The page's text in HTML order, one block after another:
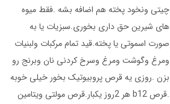
چیتی ونخود پخته هم اضافه بشه .فقط میوه
های شیرین حق داری بخوری.سبزیات یا به
صورت اسموتی یا پخته.قید تمام مرکبات ولبنیات
ومرغ وگوشت ومرغ وسرخ کردنی نان وبرنج رو
بزن .روزی یه قرص پروبیوتیک بخور خیلی خوبه
.قرص b12 هر 2روز یکبار.قرص مولتی ویتامین